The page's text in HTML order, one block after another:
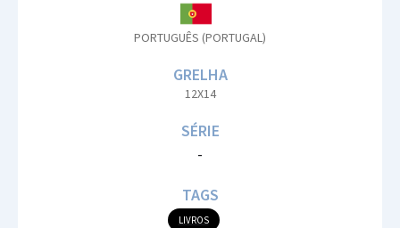
PORTUGUÊS (PORTUGAL)
GRELHA
12X14
SÉRIE
-
TAGS
LIVROS